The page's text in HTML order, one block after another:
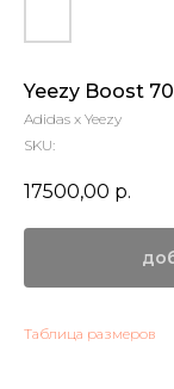
Yeezy Boost
Adidas x Yeezy
SKU:
17500,00 р.
Таблица размеров